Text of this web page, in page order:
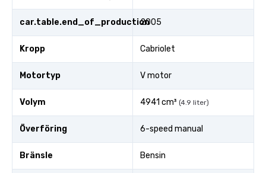
car.table.end_of_production2005
Kropp Cabriolet
Motortyp V motor
Volym 4941 cm³ (4.9 liter)
Överföring 6-speed manual
Bränsle Bensin